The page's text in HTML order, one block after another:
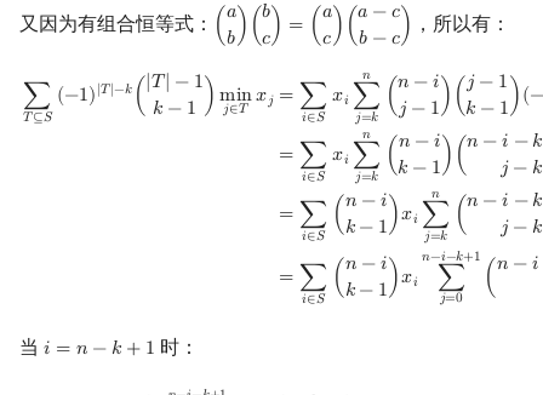
又因为有组合恒等式： ( 𝑎
𝑏 ) (𝑏
𝑐 ) = ( 𝑎
𝑐 ) (𝑎 −𝑐
𝑏 −𝑐 )
( ab ) (b ) =(a c a − cb ，所以有：
∑
𝑇⊆𝑆
(−1)|𝑇|−𝑘 ( |𝑇| − 1
𝑘 − 1 ) min
𝑗∈𝑇 𝑥𝑗 = ∑
𝑖∈𝑆
𝑥𝑖
𝑛
∑
𝑗=𝑘
(𝑛 −𝑖
𝑗 − 1 ) ( 𝑗 − 1
𝑘 − 1 )(−
= ∑
𝑖∈𝑆
𝑥𝑖
𝑛
∑
𝑗=𝑘
( 𝑛 −𝑖
𝑘 − 1 ) (𝑛 −𝑖 −𝑘
𝑗 − 𝑘
= ∑
𝑖∈𝑆
( 𝑛 −𝑖
𝑘− 1 )𝑥𝑖
𝑛
∑
𝑗=𝑘
(𝑛 −𝑖 −𝑘
𝑗 − 𝑘
= ∑
𝑖∈𝑆
( 𝑛 −𝑖
𝑘− 1 )𝑥𝑖
𝑛−𝑖−𝑘+1
∑
𝑗=0
( 𝑛 −𝑖
∑T⊆ S ) |T| −k (| T| −1k −1) =∑i∈ xi∑j= kn( n−ij− 1)( −1 k−1 )(
当 𝑖 = 𝑛 − 𝑘 + 1
i =n −k +1 时：